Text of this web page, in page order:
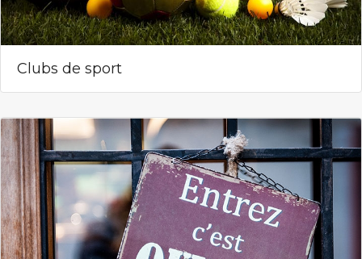
Clubs de sport